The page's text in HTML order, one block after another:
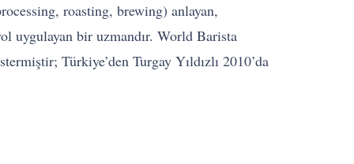
roasting, brewing) anlayan,
uygulayan bir uzmandır. World Barista
Türkiye’den Turgay Yıldızlı 2010’da